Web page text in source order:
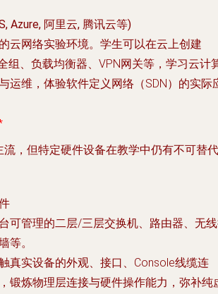
Azure, 阿里云, 腾讯云等)
云网络实验环境。学生可以在云上创建
组、负载均衡器、VPN网关等，学习云计
运维，体验软件定义网络（SDN）的实际
，但特定硬件设备在教学中仍有不可替代
可管理的二层/三层交换机、路由器、无
等。
真实设备的外观、接口、Console线缆连
锻炼物理层连接与硬件操作能力，弥补纯